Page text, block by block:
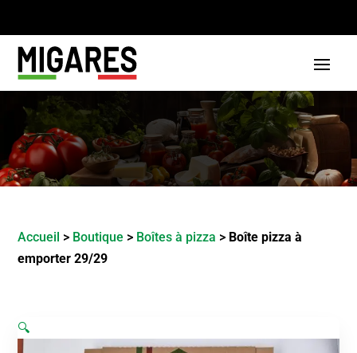
Accueil > Boutique > Boîtes à pizza > Boîte pizza à
emporter 29/29
🔍